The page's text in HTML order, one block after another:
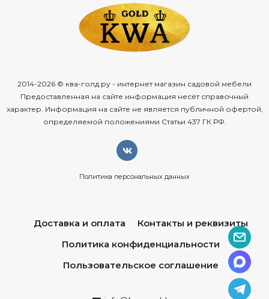
2014-2026 © ква-голд.ру - интернет магазин садовой мебели
Предоставленная на сайте информация несёт справочный
характер. Информация на сайте не является публичной офертой,
определяемой положениями Статьи 437 ГК РФ.
Политика персональных данных
Доставка и оплата
Контакты и реквизиты
Политика конфиденциальности
Пользовательское соглашение